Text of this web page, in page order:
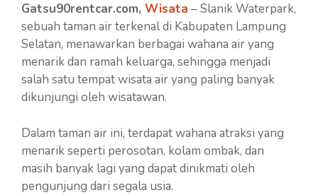
Gatsu90rentcar.com, Wisata – Slanik Waterpark,
sebuah taman air terkenal di Kabupaten Lampung
Selatan, menawarkan berbagai wahana air yang
menarik dan ramah keluarga, sehingga menjadi
salah satu tempat wisata air yang paling banyak
dikunjungi oleh wisatawan.
Dalam taman air ini, terdapat wahana atraksi yang
menarik seperti perosotan, kolam ombak, dan
masih banyak lagi yang dapat dinikmati oleh
pengunjung dari segala usia.